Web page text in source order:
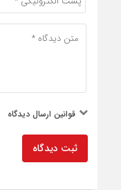
قوانین ارسال دیدگاه
ثبت دیدگاه